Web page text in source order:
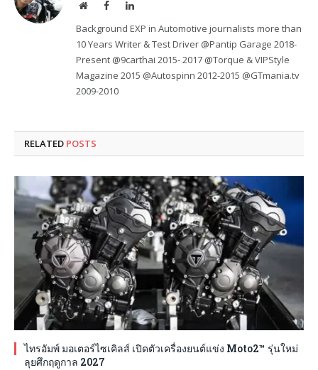
WebsiteFacebookLinkedIn
Background EXP in Automotive journalists more than
10 Years Writer & Test Driver @Pantip Garage 2018-
Present @9carthai 2015- 2017 @Torque & VIPStyle
Magazine 2015 @Autospinn 2012-2015 @GTmania.tv
2009-2010
RELATED POSTS
ไทรอัมพ์ มอเตอร์ไซเคิลส์ เปิดตัวเครื่องยนต์แข่ง Moto2™ รุ่นใหม่
ลุยศึกฤดูกาล 2027